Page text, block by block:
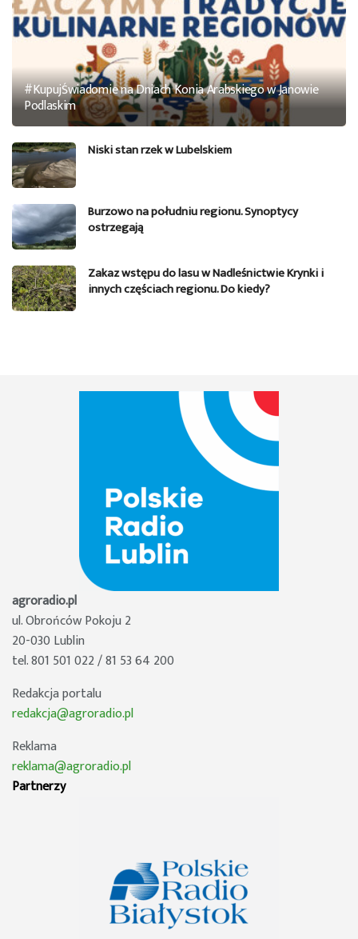
#KupujŚwiadomie na Dniach Konia Arabskiego w Janowie
Podlaskim
Niski stan rzek w Lubelskiem
Burzowo na południu regionu. Synoptycy
ostrzegają
Zakaz wstępu do lasu w Nadleśnictwie Krynki i
innych częściach regionu. Do kiedy?
agroradio.pl
ul. Obrońców Pokoju 2
20-030 Lublin
tel. 801 501 022 / 81 53 64 200
Redakcja portalu
redakcja@agroradio.pl
Reklama
reklama@agroradio.pl
Partnerzy